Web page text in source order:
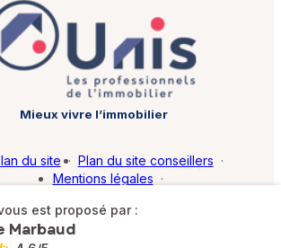
est proposé par :
Marbaud
Mieux vivre l’immobilier
du site · Plan du site conseillers ·
Mentions légales ·
d'honoraires · Paramétrer mes cookies